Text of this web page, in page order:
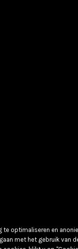
te optimaliseren en
met het gebruik van